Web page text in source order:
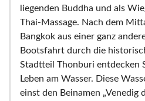
liegenden Buddha und als
Thai-Massage. Nach dem
Bangkok aus einer ganz
Bootsfahrt durch die
Stadtteil Thonburi entdecken
Leben am Wasser. Diese
einst den Beinamen „Venedig